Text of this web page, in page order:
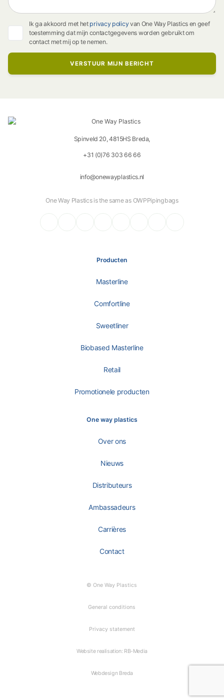
Ik ga akkoord met het privacy policyvan One Way Plastics en geef
toestemming dat mijn contactgegevens worden gebruikt om
contact met mij op te nemen.
Spinveld 20, 4815HS Breda,
+31 (0)76 303 66 66
info@onewayplastics.nl
One Way Plastics is the same as OWPPipingbags
Producten
Masterline
Comfortline
Sweetliner
Biobased Masterline
Retail
Promotionele producten
One way plastics
Over ons
Nieuws
Distributeurs
Ambassadeurs
Carrières
Contact
© One Way Plastics
General conditions
Privacy statement
Website realisation: RB-Media
Webdesign Breda